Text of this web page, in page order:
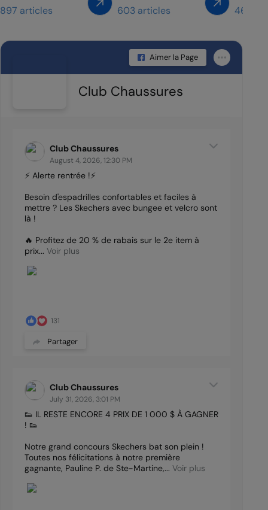
897 articles 603 articles 462
Aimer la Page
Club Chaussures
Club Chaussures
August 4, 2026, 12:30 PM
⚡ Alerte rentrée !⚡
Besoin d'espadrilles confortables et faciles à
mettre ? Les Skechers avec bungee et velcro sont
là !
🔥 Profitez de 20 % de rabais sur le 2e item à
prix... Voir plus
131
Partager
Club Chaussures
July 31, 2026, 3:01 PM
👟 IL RESTE ENCORE 4 PRIX DE 1 000 $ À GAGNER
! 👟
Notre grand concours Skechers bat son plein !
Toutes nos félicitations à notre première
gagnante, Pauline P. de Ste-Martine,... Voir plus